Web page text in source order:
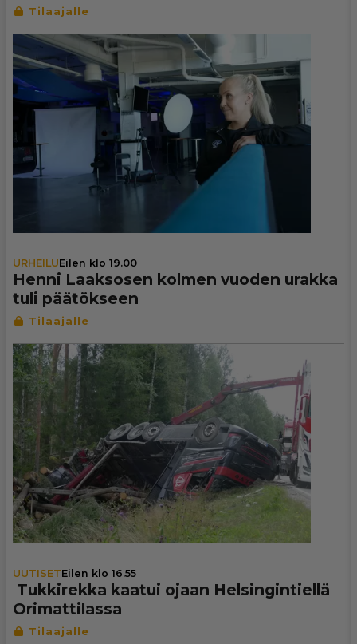
URHEILUEilen klo 19.00
Henni Laaksosen kolmen vuoden urakka
tuli pää­tök­seen
UUTISETEilen klo 16.55
Tuk­ki­rekka kaatui ojaan Hel­sin­gin­tiellä
Ori­mat­ti­lassa